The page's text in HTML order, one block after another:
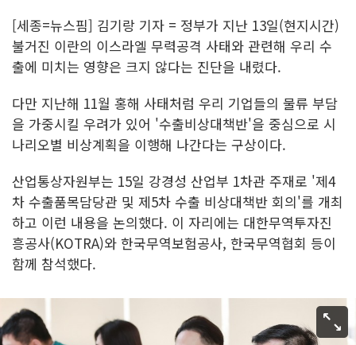
[세종=뉴스핌] 김기랑 기자 = 정부가 지난 13일(현지시간)
불거진 이란의 이스라엘 무력공격 사태와 관련해 우리 수
출에 미치는 영향은 크지 않다는 진단을 내렸다.
다만 지난해 11월 홍해 사태처럼 우리 기업들의 물류 부담
을 가중시킬 우려가 있어 '수출비상대책반'을 중심으로 시
나리오별 비상계획을 이행해 나간다는 구상이다.
산업통상자원부는 15일 강경성 산업부 1차관 주재로 '제4
차 수출품목담당관 및 제5차 수출 비상대책반 회의'를 개최
하고 이런 내용을 논의했다. 이 자리에는 대한무역투자진
흥공사(KOTRA)와 한국무역보험공사, 한국무역협회 등이
함께 참석했다.